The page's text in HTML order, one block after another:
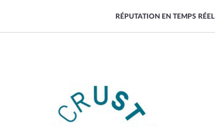
RÉPUTATION EN TEMPS RÉEL